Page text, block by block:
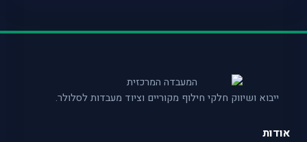
ייבוא ושיווק חלקי חילוף מקוריים וציוד מעבדות לסלולר.
אודות